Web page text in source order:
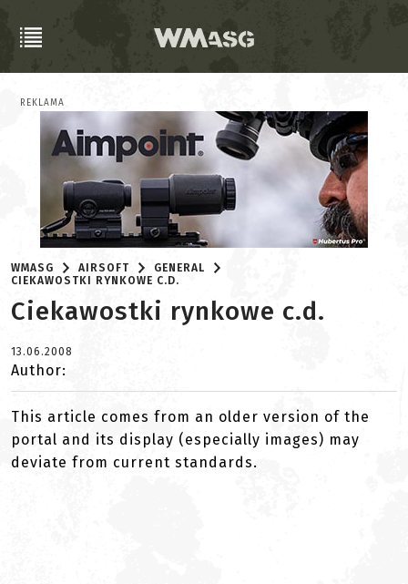
REKLAMA
WMASG AIRSOFT
GENERAL
CIEKAWOSTKI RYNKOWE C.D.
Ciekawostki rynkowe c.d.
13.06.2008
Author:
This article comes from an older version of the
portal and its display (especially images) may
deviate from current standards.